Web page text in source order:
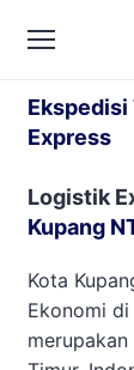
Ekspedisi
Ekspedisi
Express
Logistik
Kupang
Kota
Ekonomi di